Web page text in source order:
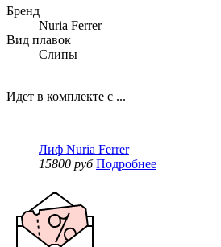
Бренд
Nuria Ferrer
Вид плавок
Слипы
Идет в комплекте с ...
Лиф Nuria Ferrer
15800 руб Подробнее